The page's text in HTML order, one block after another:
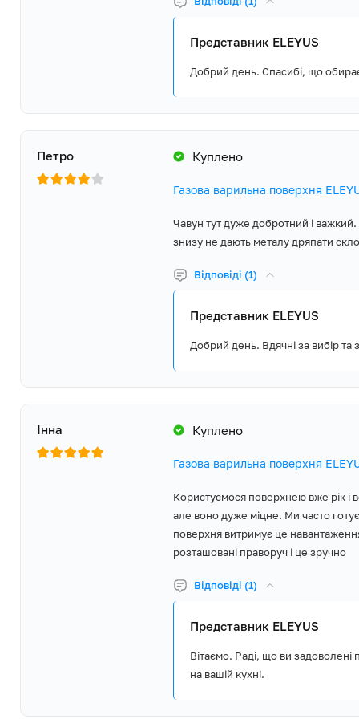
Представник ELEYUS
Добрий день. Спасибі, що
Петро Куплено
Газова варильна поверхня
Чавун тут дуже добротний і важкий.
знизу не дають металу дряпати
Відповіді (1)
Представник ELEYUS
Добрий день. Вдячні за вибір
Інна Куплено
Газова варильна поверхня
Користуємося поверхнею вже рік і
але воно дуже міцне. Ми часто
поверхня витримує це
розташовані праворуч і це зручно
Відповіді (1)
Представник ELEYUS
Вітаємо. Раді, що ви
на вашій кухні.